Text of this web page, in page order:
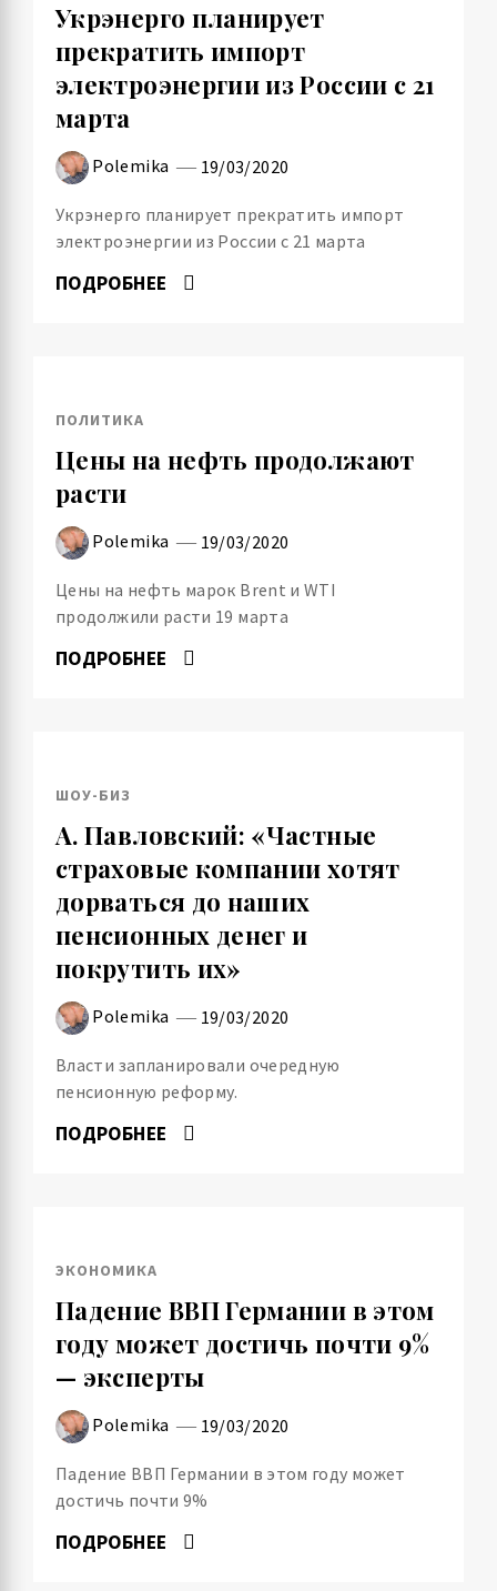
Укрэнерго планирует
прекратить импорт
электроэнергии из России с 21
марта
Polemika 19/03/2020
Укрэнерго планирует прекратить импорт
электроэнергии из России с 21 марта
ПОДРОБНЕЕ
ПОЛИТИКА
Цены на нефть продолжают
расти
Polemika 19/03/2020
Цены на нефть марок Brent и WTI
продолжили расти 19 марта
ПОДРОБНЕЕ
ШОУ-БИЗ
А. Павловский: «Частные
страховые компании хотят
дорваться до наших
пенсионных денег и
покрутить их»
Polemika 19/03/2020
Власти запланировали очередную
пенсионную реформу.
ПОДРОБНЕЕ
ЭКОНОМИКА
Падение ВВП Германии в этом
году может достичь почти 9%
— эксперты
Polemika 19/03/2020
Падение ВВП Германии в этом году может
достичь почти 9%
ПОДРОБНЕЕ